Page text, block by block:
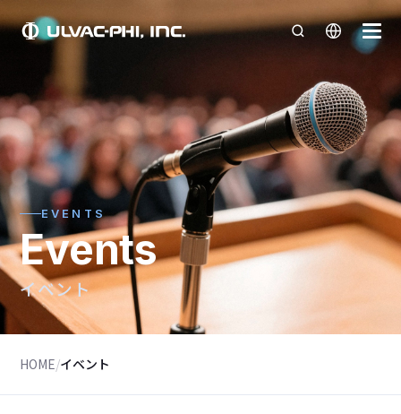
EVENTS
Events
イベント
HOME/イベント